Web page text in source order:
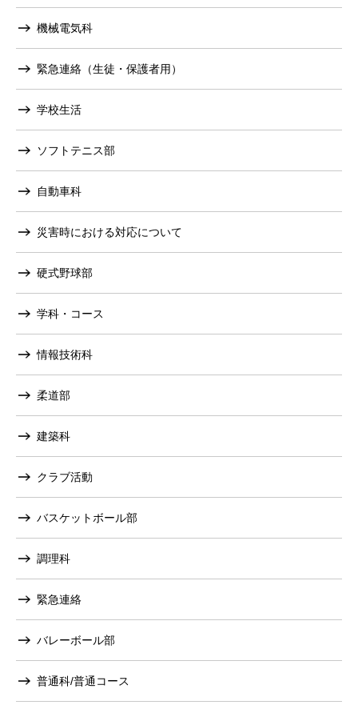
機械電気科
緊急連絡（生徒・保護者用）
学校生活
ソフトテニス部
自動車科
災害時における対応について
硬式野球部
学科・コース
情報技術科
柔道部
建築科
クラブ活動
バスケットボール部
調理科
緊急連絡
バレーボール部
普通科/普通コース